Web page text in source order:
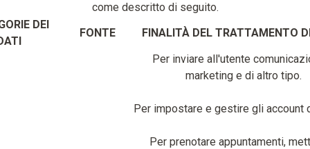
come descritto di seguito.
DEI
FONTE FINALITÀ DEL TRATTAMENTO
Per inviare all'utente
marketing e di altro tipo.
Per impostare e gestire gli account
Per prenotare appuntamenti,